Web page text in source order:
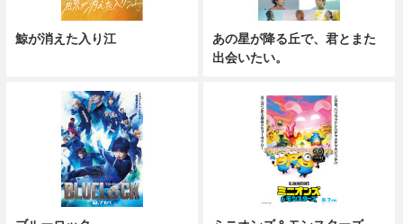
鯨が消えた入り江
あの星が降る丘で、君とまた
出会いたい。